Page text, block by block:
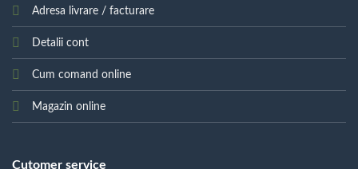
Adresa livrare / facturare
Detalii cont
Cum comand online
Magazin online
Cutomer service